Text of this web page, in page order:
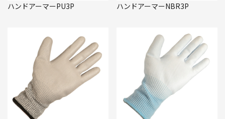
ハンドアーマーPU3P ハンドアーマーNBR3P